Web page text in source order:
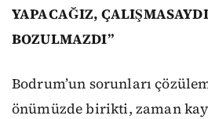
YAPACAĞIZ,
BOZULMAZDI”
Bodrum’un sorunları
önümüzde birikti, zaman